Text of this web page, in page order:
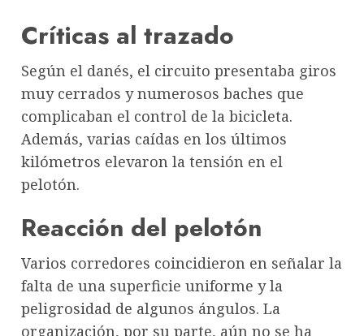
Críticas al trazado
Según el danés, el circuito presentaba giros
muy cerrados y numerosos baches que
complicaban el control de la bicicleta.
Además, varias caídas en los últimos
kilómetros elevaron la tensión en el
pelotón.
Reacción del pelotón
Varios corredores coincidieron en señalar la
falta de una superficie uniforme y la
peligrosidad de algunos ángulos. La
organización, por su parte, aún no se ha